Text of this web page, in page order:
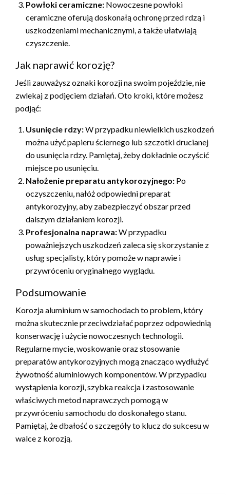
Powłoki ceramiczne: Nowoczesne powłoki
ceramiczne oferują doskonałą ochronę przed rdzą i
uszkodzeniami mechanicznymi, a także ułatwiają
czyszczenie.
Jak naprawić korozję?
Jeśli zauważysz oznaki korozji na swoim pojeździe, nie
zwlekaj z podjęciem działań. Oto kroki, które możesz
podjąć:
Usunięcie rdzy:W przypadku niewielkich uszkodzeń
można użyć papieru ściernego lub szczotki drucianej
do usunięcia rdzy. Pamiętaj, żeby dokładnie oczyścić
miejsce po usunięciu.
Nałożenie preparatu antykorozyjnego: Po
oczyszczeniu, nałóż odpowiedni preparat
antykorozyjny, aby zabezpieczyć obszar przed
dalszym działaniem korozji.
Profesjonalna naprawa:W przypadku
poważniejszych uszkodzeń zaleca się skorzystanie z
usług specjalisty, który pomoże w naprawie i
przywróceniu oryginalnego wyglądu.
Podsumowanie
Korozja aluminium w samochodach to problem, który
można skutecznie przeciwdziałać poprzez odpowiednią
konserwację i użycie nowoczesnych technologii.
Regularne mycie, woskowanie oraz stosowanie
preparatów antykorozyjnych mogą znacząco wydłużyć
żywotność aluminiowych komponentów. W przypadku
wystąpienia korozji, szybka reakcja i zastosowanie
właściwych metod naprawczych pomogą w
przywróceniu samochodu do doskonałego stanu.
Pamiętaj, że dbałość o szczegóły to klucz do sukcesu w
walce z korozją.